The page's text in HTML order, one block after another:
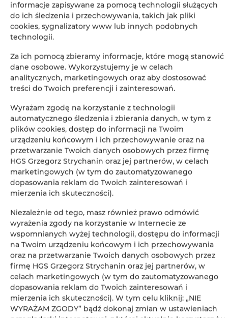
Kuchnia
Lodówka
Wyposażenie łazienki
Prysznic
Telewizja satelitarna
Suszarka do włosów
Rozkładana sofa
Pralka
Prywatna łazienka
Telewizor z płaskim ekranem
Telewizor
Część jadalna
informacje zapisywane za pomocą technologii służących
do ich śledzenia i przechowywania, takich jak pliki
cookies, sygnalizatory www lub innych podobnych
technologii.
Za ich pomocą zbieramy informacje, które mogą stanowić
dane osobowe. Wykorzystujemy je w celach
analitycznych, marketingowych oraz aby dostosować
treści do Twoich preferencji i zainteresowań.
Wyrażam zgodę na korzystanie z technologii
automatycznego śledzenia i zbierania danych, w tym z
plików cookies, dostęp do informacji na Twoim
urządzeniu końcowym i ich przechowywanie oraz na
przetwarzanie Twoich danych osobowych przez firmę
HGS Grzegorz Strychanin oraz jej partnerów, w celach
marketingowych (w tym do zautomatyzowanego
dopasowania reklam do Twoich zainteresowań i
mierzenia ich skuteczności).
Niezależnie od tego, masz również prawo odmówić
wyrażenia zgody na korzystanie w Internecie ze
wspomnianych wyżej technologii, dostępu do informacji
na Twoim urządzeniu końcowym i ich przechowywania
oraz na przetwarzanie Twoich danych osobowych przez
firmę HGS Grzegorz Strychanin oraz jej partnerów, w
celach marketingowych (w tym do zautomatyzowanego
dopasowania reklam do Twoich zainteresowań i
mierzenia ich skuteczności). W tym celu kliknij: „NIE
WYRAŻAM ZGODY” bądź dokonaj zmian w ustawieniach